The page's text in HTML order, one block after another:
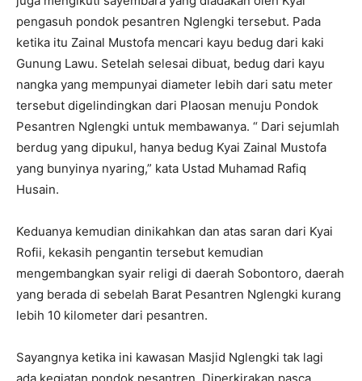
pengasuh pondok pesantren Nglengki tersebut. Pada
ketika itu Zainal Mustofa mencari kayu bedug dari kaki
Gunung Lawu. Setelah selesai dibuat, bedug dari kayu
nangka yang mempunyai diameter lebih dari satu meter
tersebut digelindingkan dari Plaosan menuju Pondok
Pesantren Nglengki untuk membawanya. “ Dari sejumlah
berdug yang dipukul, hanya bedug Kyai Zainal Mustofa
yang bunyinya nyaring,” kata Ustad Muhamad Rafiq
Husain.
Keduanya kemudian dinikahkan dan atas saran dari Kyai
Rofii, kekasih pengantin tersebut kemudian
mengembangkan syair religi di daerah Sobontoro, daerah
yang berada di sebelah Barat Pesantren Nglengki kurang
lebih 10 kilometer dari pesantren.
Sayangnya ketika ini kawasan Masjid Nglengki tak lagi